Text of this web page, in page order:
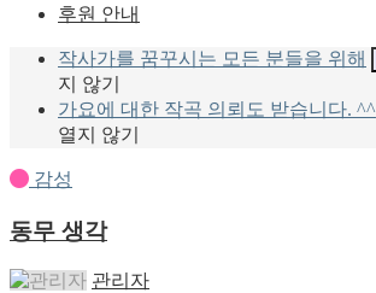
후원 안내
작사가를 꿈꾸시는 모든 분들을 위해
지 않기
가요에 대한 작곡 의뢰도 받습니다. ^^
열지 않기
감성
동무 생각
관리자